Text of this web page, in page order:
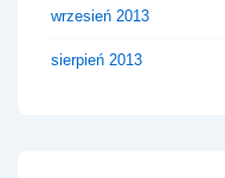
wrzesień 2013
sierpień 2013